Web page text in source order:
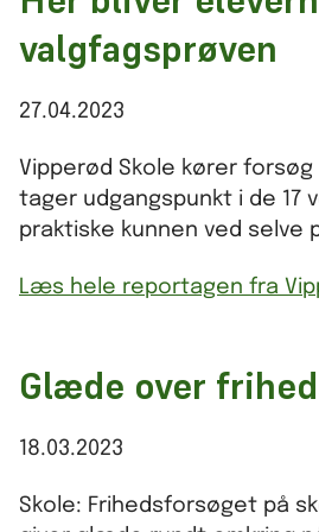
valgfagsprøven
27.04.2023
Vipperød Skole kører
tager udgangspunkt i de 17
praktiske kunnen ved
Læs hele reportagen fra
Glæde over
18.03.2023
Skole: Frihedsforsøget på